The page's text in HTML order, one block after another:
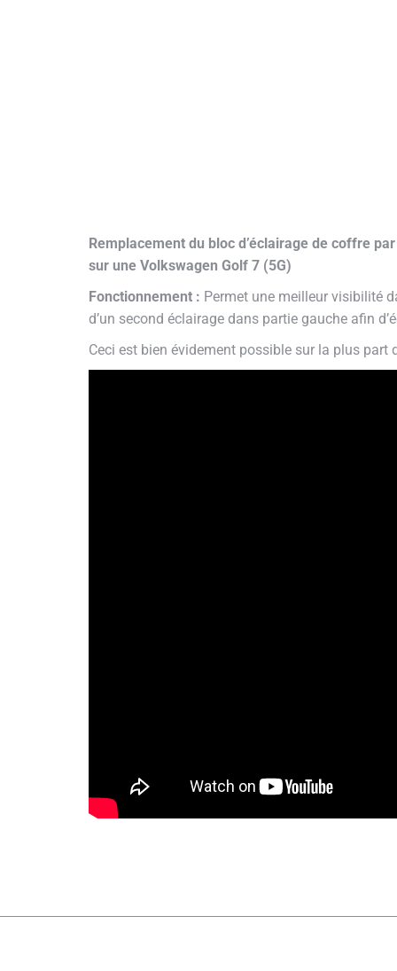
Remplacement du bloc d’éclairage de coffre
sur une Volkswagen Golf 7 (5G)
Fonctionnement : Permet une meilleur visibilité
d’un second éclairage dans partie gauche afin
Ceci est bien évidement possible sur la plus part